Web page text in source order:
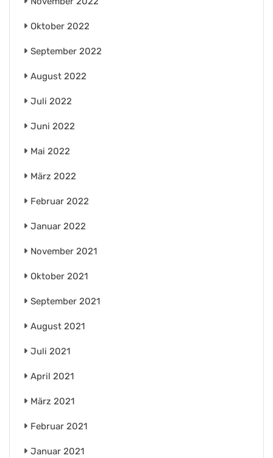
Oktober 2022
September 2022
August 2022
Juli 2022
Juni 2022
Mai 2022
März 2022
Februar 2022
Januar 2022
November 2021
Oktober 2021
September 2021
August 2021
Juli 2021
April 2021
März 2021
Februar 2021
Januar 2021